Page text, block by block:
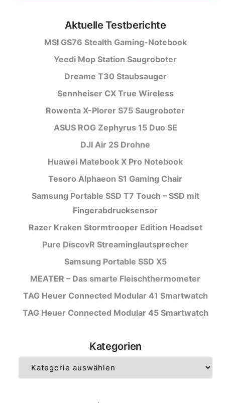
Aktuelle Testberichte
MSI GS76 Stealth Gaming-Notebook
Yeedi Mop Station Saugroboter
Dreame T30 Staubsauger
Sennheiser CX True Wireless
Rowenta X-Plorer S75 Saugroboter
ASUS ROG Zephyrus 15 Duo SE
DJI Air 2S Drohne
Huawei Matebook X Pro Notebook
Tesoro Alphaeon S1 Gaming Chair
Samsung Portable SSD T7 Touch – SSD mit
Fingerabdrucksensor
Razer Kraken Stormtrooper Edition Headset
Pure DiscovR Streaminglautsprecher
Samsung Portable SSD X5
MEATER – Das smarte Fleischthermometer
TAG Heuer Connected Modular 41 Smartwatch
TAG Heuer Connected Modular 45 Smartwatch
Kategorien